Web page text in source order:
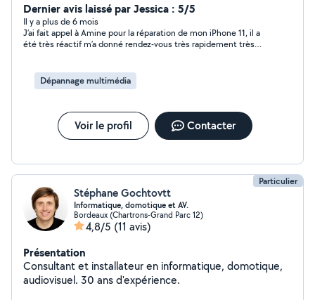
dans une boutique de réparation en région parisienne, je
prends en charge et redonne vie à tout type de panne
sur toutes marques. N'hésitez pas à me contacter pour
une estimation gratuite.
Dernier avis laissé par Jessica : 5/5
Il y a plus de 6 mois
J’ai fait appel à Amine pour la réparation de mon iPhone 11, il a
été très réactif m’a donné rendez-vous très rapidement très
Dépannage multimédia
Voir le profil Contacter
Particulier
Stéphane Gochtovtt
Informatique, domotique et AV.
Bordeaux (Chartrons-Grand Parc 12)
4,8/5 (11 avis)
Présentation
Consultant et installateur en informatique, domotique,
audiovisuel. 30 ans d'expérience.